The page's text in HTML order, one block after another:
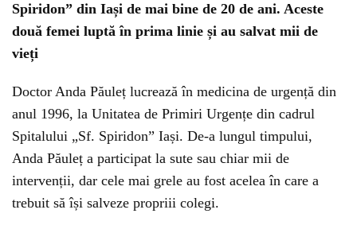
Spiridon” din Iași de mai bine de 20 de ani. Aceste
două femei luptă în prima linie și au salvat mii de
vieți
Doctor Anda Păuleț lucrează în medicina de urgență din
anul 1996, la Unitatea de Primiri Urgențe din cadrul
Spitalului „Sf. Spiridon” Iași. De-a lungul timpului,
Anda Păuleț a participat la sute sau chiar mii de
intervenții, dar cele mai grele au fost acelea în care a
trebuit să își salveze propriii colegi.